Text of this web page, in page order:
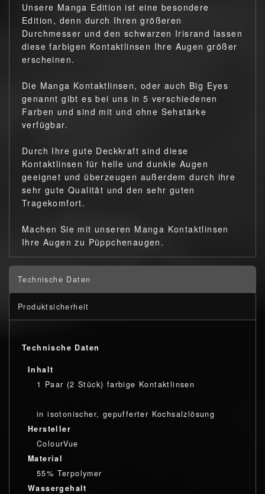
Unsere Manga Edition ist eine besondere
Edition, denn durch Ihren größeren
Durchmesser und den schwarzen Irisrand lassen
diese farbigen Kontaktlinsen Ihre Augen größer
erscheinen.
Die Manga Kontaktlinsen, oder auch Big Eyes
genannt gibt es bei uns in 5 verschiedenen
Farben und sind mit und ohne Sehstärke
verfügbar.
Durch Ihre gute Deckkraft sind diese
Kontaktlinsen für helle und dunkle Augen
geeignet und überzeugen außerdem durch ihre
sehr gute Qualität und den sehr guten
Tragekomfort.
Machen Sie mit unseren Manga Kontaktlinsen
Ihre Augen zu Püppchenaugen.
Technische Daten
Produktsicherheit
Technische Daten
Inhalt
1 Paar (2 Stück) farbige Kontaktlinsen
in isotonischer, gepufferter Kochsalzlösung
Hersteller
ColourVue
Material
55% Terpolymer
Wassergehalt